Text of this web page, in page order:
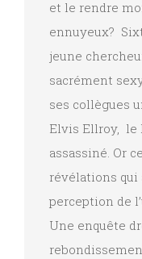
et le rendre
ennuyeux?
jeune
sacrément
ses collègues
Elvis Ellroy, le
assassiné. Or
révélations
perception de
Une enquête